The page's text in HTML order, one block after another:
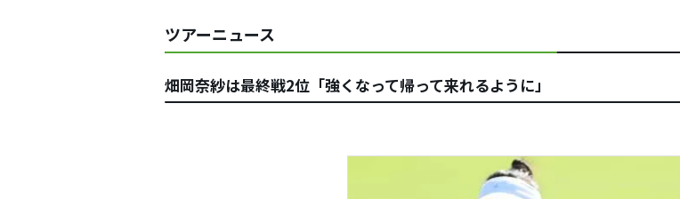
ツアーニュース
畑岡奈紗は最終戦2位「強くなって帰って来れるように」